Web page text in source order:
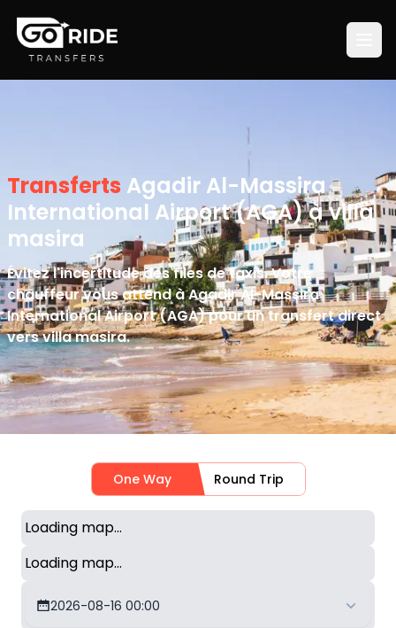
Transferts Agadir Al-Massira
International Airport (AGA) à villa
masira
Évitez l'incertitude des files de taxis. Votre
chauffeur vous attend à Agadir Al-Massira
International Airport (AGA) pour un transfert direct
vers villa masira.
One Way Round Trip
Loading map...
Loading map...
2026-08-16 00:00